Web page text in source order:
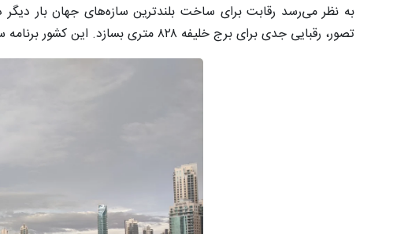
به نظر می‌رسد رقابت برای ساخت بلندترین سازه‌های جهان بار دیگر
تصور، رقبایی جدی برای برج خلیفه ۸۲۸ متری بسازد. این کشور برنامه ساخت دو آسمان‌خراش انقلابی را دارد که هر دو از برج خلیفه بلندتر خواهند بود.